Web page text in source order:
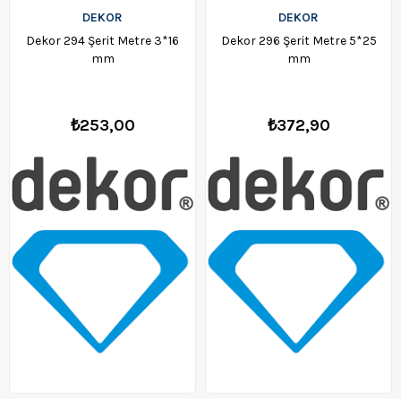
DEKOR
Dekor 294 Şerit Metre 3*16
mm
₺253,00
DEKOR
Dekor 296 Şerit Metre 5*25
mm
₺372,90